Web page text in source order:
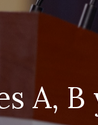
A,